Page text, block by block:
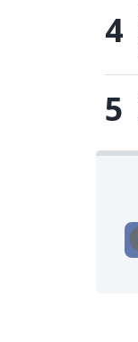
4
5